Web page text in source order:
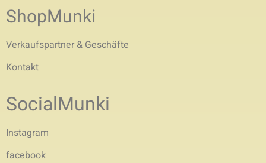
ShopMunki
Verkaufspartner & Geschäfte
Kontakt
SocialMunki
Instagram
facebook